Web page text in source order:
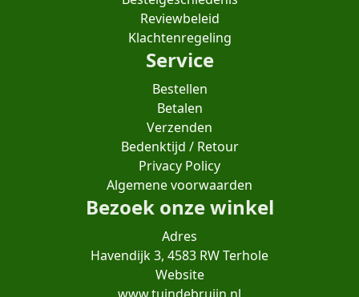
Reviewbeleid
Klachtenregeling
Service
Bestellen
Betalen
Verzenden
Bedenktijd / Retour
Privacy Policy
Algemene voorwaarden
Bezoek onze winkel
Adres
Havendijk 3, 4583 RW Terhole
Website
www.tuindebruijn.nl